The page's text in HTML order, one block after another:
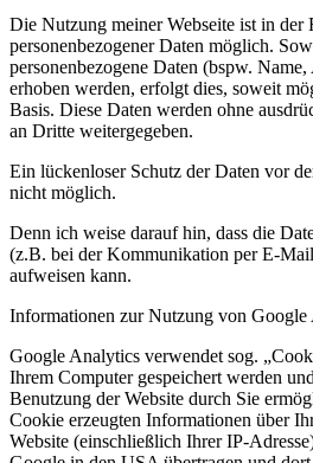
Die Nutzung meiner Webseite ist in der
personenbezogener Daten möglich.
personenbezogene Daten (bspw.
erhoben werden, erfolgt dies, soweit
Basis. Diese Daten werden ohne
an Dritte weitergegeben.
Ein lückenloser Schutz der Daten vor
nicht möglich.
Denn ich weise darauf hin, dass die
(z.B. bei der Kommunikation per E-
aufweisen kann.
Informationen zur Nutzung von Google
Google Analytics verwendet sog.
Ihrem Computer gespeichert werden
Benutzung der Website durch Sie
Cookie erzeugten Informationen über
Website (einschließlich Ihrer IP-